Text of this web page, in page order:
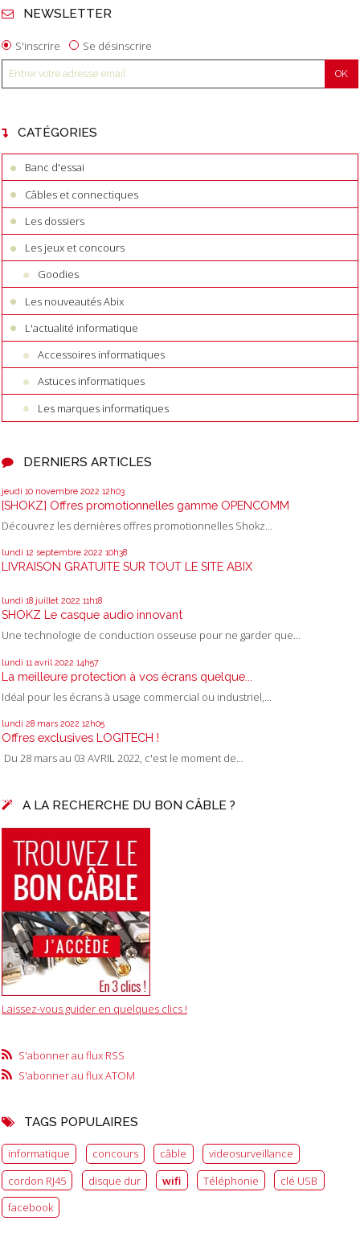
NEWSLETTER
S'inscrire Se désinscrire
CATÉGORIES
Banc d'essai
Câbles et connectiques
Les dossiers
Les jeux et concours
Goodies
Les nouveautés Abix
L'actualité informatique
Accessoires informatiques
Astuces informatiques
Les marques informatiques
DERNIERS ARTICLES
jeudi 10 novembre 2022 12h03
[SHOKZ] Offres promotionnelles gamme OPENCOMM
Découvrez les dernières offres promotionnelles Shokz...
lundi 12 septembre 2022 10h38
LIVRAISON GRATUITE SUR TOUT LE SITE ABIX
lundi 18 juillet 2022 11h18
SHOKZ Le casque audio innovant
Une technologie de conduction osseuse pour ne garder que...
lundi 11 avril 2022 14h57
La meilleure protection à vos écrans quelque...
Idéal pour les écrans à usage commercial ou industriel,...
lundi 28 mars 2022 12h05
Offres exclusives LOGITECH !
Du 28 mars au 03 AVRIL 2022, c'est le moment de...
A LA RECHERCHE DU BON CÂBLE ?
Laissez-vous guider en quelques clics !
S'abonner au flux RSS
S'abonner au flux ATOM
TAGS POPULAIRES
informatique concours câble
videosurveillance
cordon RJ45
disque dur wifi Téléphonie
clé USB
facebook